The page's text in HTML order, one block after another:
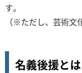
す。
（※ただし、芸術文
名義後援とは